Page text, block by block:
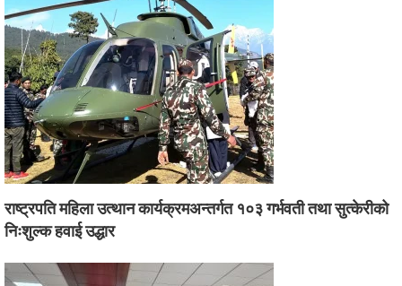
राष्ट्रपति महिला उत्थान कार्यक्रमअन्तर्गत १०३ गर्भवती तथा सुत्केरीको
निःशुल्क हवाई उद्धार